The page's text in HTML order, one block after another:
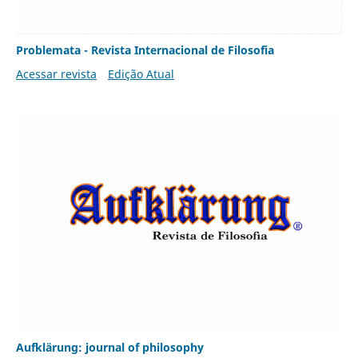
Problemata - Revista Internacional de Filosofia
Acessar revista
Edição Atual
Aufklärung: journal of philosophy